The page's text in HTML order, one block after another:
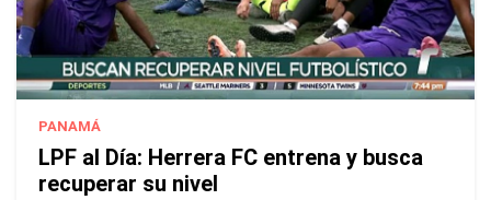
PANAMÁ
LPF al Día: Herrera FC entrena y busca
recuperar su nivel